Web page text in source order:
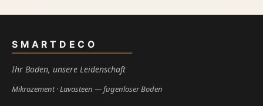
SMARTDECO
Ihr Boden, unsere Leidenschaft
Mikrozement Lavasteen — fugenloser Boden